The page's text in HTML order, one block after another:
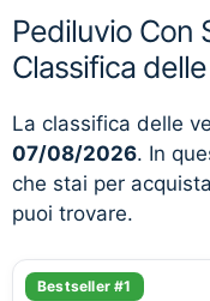
Pediluvio Con
Classifica
La classifica delle
07/08/2026. In
che stai per
puoi trovare.
Bestseller #1